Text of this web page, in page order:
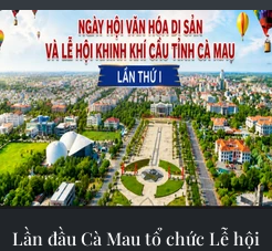
Lần đầu Cà Mau tổ chức Lễ hội